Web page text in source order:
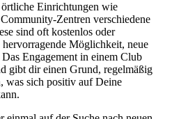
Einrichtungen wie
Zentren verschiedene
sind oft kostenlos oder
Möglichkeit, neue
Engagement in einem Club
gibt dir einen Grund, regelmäßig
was sich positiv auf Deine